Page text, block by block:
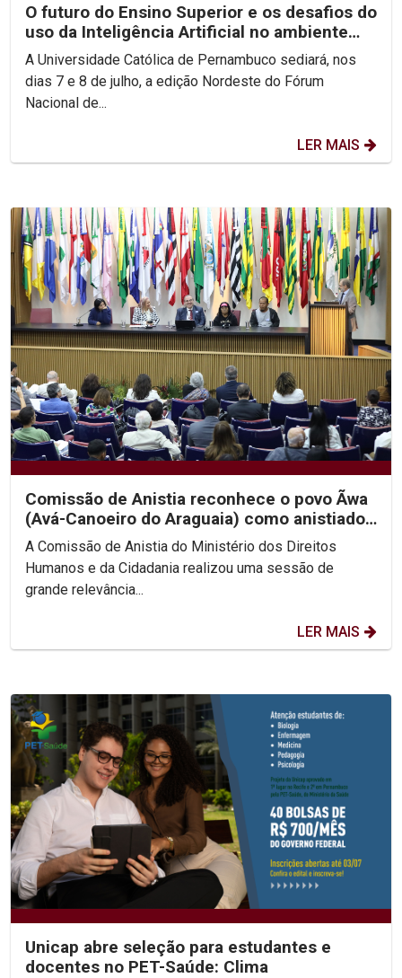
O futuro do Ensino Superior e os desafios do
uso da Inteligência Artificial no ambiente
acadêmico...
A Universidade Católica de Pernambuco sediará, nos
dias 7 e 8 de julho, a edição Nordeste do Fórum
Nacional de...
LER MAIS
Comissão de Anistia reconhece o povo Ãwa
(Avá-Canoeiro do Araguaia) como anistiado
político coletivo
A Comissão de Anistia do Ministério dos Direitos
Humanos e da Cidadania realizou uma sessão de
grande relevância...
LER MAIS
Unicap abre seleção para estudantes e
docentes no PET-Saúde: Clima